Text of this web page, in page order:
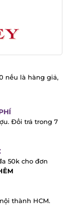
nếu là hàng giả,
Đổi trả trong 7
50k cho đơn
thành HCM.